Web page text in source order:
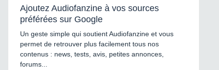
Ajoutez Audiofanzine à vos sources
préférées sur Google
Un geste simple qui soutient Audiofanzine et vous
permet de retrouver plus facilement tous nos
contenus : news, tests, avis, petites annonces,
forums...